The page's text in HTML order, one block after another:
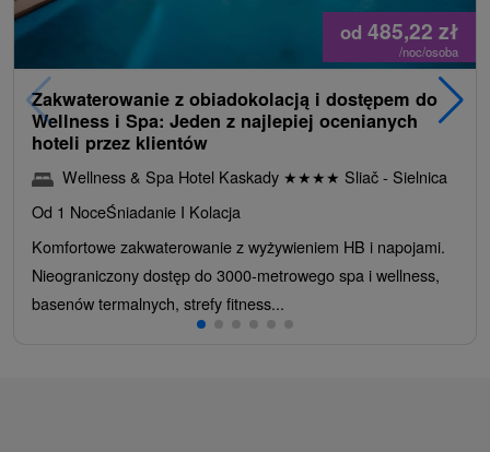
od 485,22 zł
/noc/osoba
Zakwaterowanie z obiadokolacją i dostępem do
Wellness i Spa: Jeden z najlepiej ocenianych
hoteli przez klientów
Wellness & Spa Hotel Kaskady ★★★★ Sliač - Sielnica
Od 1 NoceŚniadanie I Kolacja
Komfortowe zakwaterowanie z wyżywieniem HB i napojami.
Nieograniczony dostęp do 3000-metrowego spa i wellness,
basenów termalnych, strefy fitness...